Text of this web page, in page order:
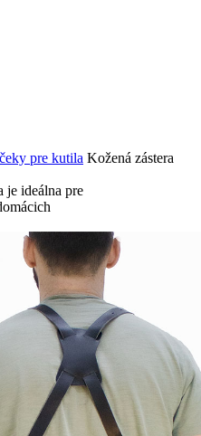
pre kutila Kožená zástera